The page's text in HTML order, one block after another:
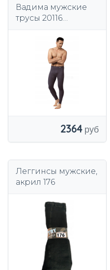
Вадима мужские
трусы 20116
2364
Леггинсы мужские,
акрил 176